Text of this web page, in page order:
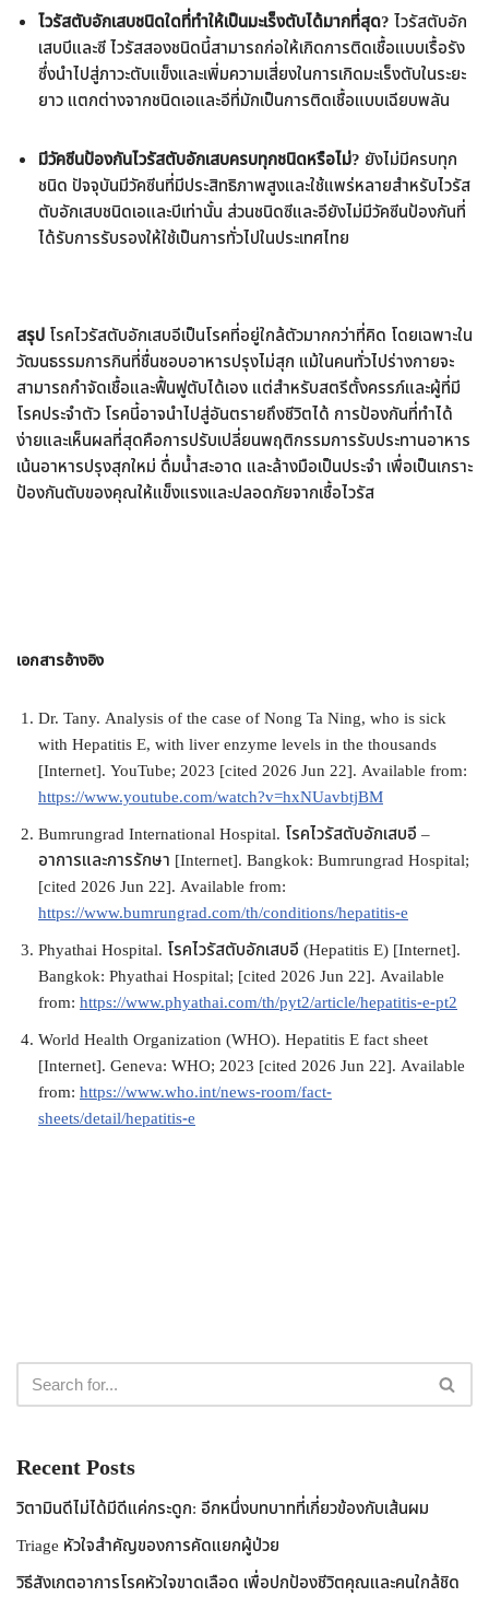
ไวรัสตับอักเสบชนิดใดที่ทำให้เป็นมะเร็งตับได้มากที่สุด? ไวรัสตับอัก
เสบบีและซี ไวรัสสองชนิดนี้สามารถก่อให้เกิดการติดเชื้อแบบเรื้อรัง
ซึ่งนำไปสู่ภาวะตับแข็งและเพิ่มความเสี่ยงในการเกิดมะเร็งตับในระยะ
ยาว แตกต่างจากชนิดเอและอีที่มักเป็นการติดเชื้อแบบเฉียบพลัน
มีวัคซีนป้องกันไวรัสตับอักเสบครบทุกชนิดหรือไม่? ยังไม่มีครบทุก
ชนิด ปัจจุบันมีวัคซีนที่มีประสิทธิภาพสูงและใช้แพร่หลายสำหรับไวรัส
ตับอักเสบชนิดเอและบีเท่านั้น ส่วนชนิดซีและอียังไม่มีวัคซีนป้องกันที่
ได้รับการรับรองให้ใช้เป็นการทั่วไปในประเทศไทย
สรุป โรคไวรัสตับอักเสบอีเป็นโรคที่อยู่ใกล้ตัวมากกว่าที่คิด โดยเฉพาะใน
วัฒนธรรมการกินที่ชื่นชอบอาหารปรุงไม่สุก แม้ในคนทั่วไปร่างกายจะ
สามารถกำจัดเชื้อและฟื้นฟูตับได้เอง แต่สำหรับสตรีตั้งครรภ์และผู้ที่มี
โรคประจำตัว โรคนี้อาจนำไปสู่อันตรายถึงชีวิตได้ การป้องกันที่ทำได้
ง่ายและเห็นผลที่สุดคือการปรับเปลี่ยนพฤติกรรมการรับประทานอาหาร
เน้นอาหารปรุงสุกใหม่ ดื่มน้ำสะอาด และล้างมือเป็นประจำ เพื่อเป็นเกราะ
ป้องกันตับของคุณให้แข็งแรงและปลอดภัยจากเชื้อไวรัส
เอกสารอ้างอิง
Dr. Tany. Analysis of the case of Nong Ta Ning, who is sick
with Hepatitis E, with liver enzyme levels in the thousands
[Internet]. YouTube; 2023 [cited 2026 Jun 22]. Available from:
https://www.youtube.com/watch?v=hxNUavbtjBM
Bumrungrad International Hospital. โรคไวรัสตับอักเสบอี –
อาการและการรักษา [Internet]. Bangkok: Bumrungrad Hospital;
[cited 2026 Jun 22]. Available from:
https://www.bumrungrad.com/th/conditions/hepatitis-e
Phyathai Hospital. โรคไวรัสตับอักเสบอี (Hepatitis E) [Internet].
Bangkok: Phyathai Hospital; [cited 2026 Jun 22]. Available
from: https://www.phyathai.com/th/pyt2/article/hepatitis-e-pt2
World Health Organization (WHO). Hepatitis E fact sheet
[Internet]. Geneva: WHO; 2023 [cited 2026 Jun 22]. Available
from: https://www.who.int/news-room/fact-
sheets/detail/hepatitis-e
Recent Posts
วิตามินดีไม่ได้มีดีแค่กระดูก: อีกหนึ่งบทบาทที่เกี่ยวข้องกับเส้นผม
Triage หัวใจสำคัญของการคัดแยกผู้ป่วย
วิธีสังเกตอาการโรคหัวใจขาดเลือด เพื่อปกป้องชีวิตคุณและคนใกล้ชิด